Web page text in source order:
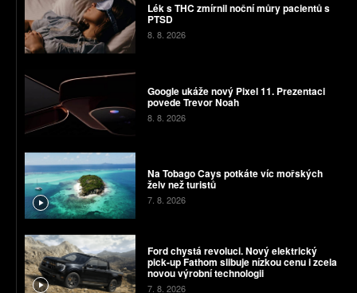
Lék s THC zmírnil noční můry pacientů s
PTSD
8. 8. 2026
Google ukáže nový Pixel 11. Prezentaci
povede Trevor Noah
8. 8. 2026
Na Tobago Cays potkáte víc mořských
želv než turistů
7. 8. 2026
Ford chystá revoluci. Nový elektrický
pick-up Fathom slibuje nízkou cenu i zcela
novou výrobní technologii
7. 8. 2026